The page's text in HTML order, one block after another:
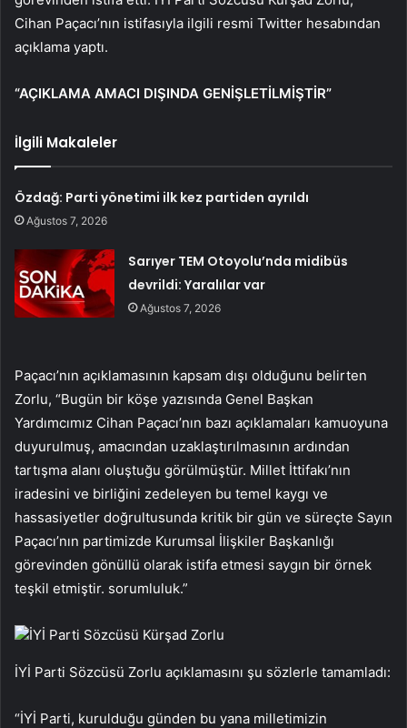
Cihan Paçacı’nın istifasıyla ilgili resmi Twitter hesabından
açıklama yaptı.
“AÇIKLAMA AMACI DIŞINDA GENİŞLETİLMİŞTİR”
İlgili Makaleler
Özdağ: Parti yönetimi ilk kez partiden ayrıldı
Ağustos 7, 2026
Sarıyer TEM Otoyolu’nda midibüs
devrildi: Yaralılar var
Ağustos 7, 2026
Paçacı’nın açıklamasının kapsam dışı olduğunu belirten
Zorlu, “Bugün bir köşe yazısında Genel Başkan
Yardımcımız Cihan Paçacı’nın bazı açıklamaları kamuoyuna
duyurulmuş, amacından uzaklaştırılmasının ardından
tartışma alanı oluştuğu görülmüştür. Millet İttifakı’nın
iradesini ve birliğini zedeleyen bu temel kaygı ve
hassasiyetler doğrultusunda kritik bir gün ve süreçte Sayın
Paçacı’nın partimizde Kurumsal İlişkiler Başkanlığı
görevinden gönüllü olarak istifa etmesi saygın bir örnek
teşkil etmiştir. sorumluluk.”
İYİ Parti Sözcüsü Kürşad Zorlu
İYİ Parti Sözcüsü Zorlu açıklamasını şu sözlerle tamamladı:
“İYİ Parti, kurulduğu günden bu yana milletimizin